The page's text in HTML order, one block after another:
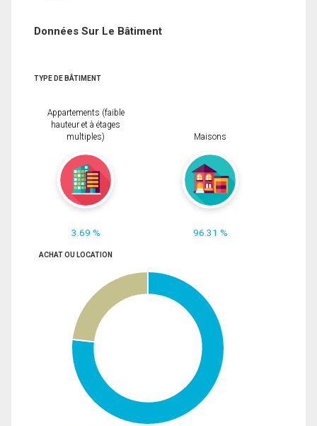
Données Sur Le Bâtiment
TYPE DE BÂTIMENT
Appartements (faible
hauteur et à étages
multiples)
3.69 %
Maisons
96.31 %
ACHAT OU LOCATION